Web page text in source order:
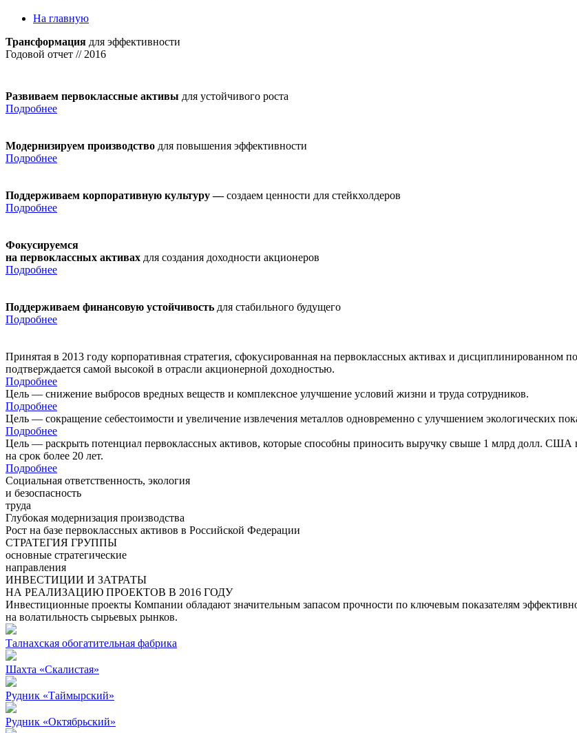
На главную
Трансформация для эффективности
Годовой отчет // 2016
Развиваем первоклассные активы для устойчивого роста
Подробнее
Модернизируем производство для повышения эффективности
Подробнее
Поддерживаем корпоративную культуру —создаем ценности для стейкхолдеров
Подробнее
Фокусируемся
на первоклассных активах для создания доходности акционеров
Подробнее
Поддерживаем финансовую устойчивость для стабильного будущего
Подробнее
Принятая в 2013 году корпоративная стратегия, сфокусированная на первоклассных активах и дисциплинированном
подтверждается самой высокой в отрасли акционерной доходностью.
Подробнее
Цель — снижение выбросов вредных веществ и комплексное улучшение условий жизни и труда сотрудников.
Подробнее
Цель — сокращение себестоимости и увеличение извлечения металлов одновременно с улучшением экологических
Подробнее
Цель — раскрыть потенциал первоклассных активов, которые способны приносить выручку свыше 1 млрд долл. США
на срок более 20 лет.
Подробнее
Социальная ответственность, экология
и безоспасность
труда
Глубокая модернизация производства
Рост на базе первоклассных активов в Российской Федерации
СТРАТЕГИЯ ГРУППЫ
основные стратегические
направления
ИНВЕСТИЦИИ И ЗАТРАТЫ
НА РЕАЛИЗАЦИЮ ПРОЕКТОВ В 2016 ГОДУ
Инвестиционные проекты Компании обладают значительным запасом прочности по ключевым показателям
на волатильность сырьевых рынков.
Талнахская обогатительная фабрика
Шахта «Скалистая»
Рудник «Таймырский»
Рудник «Октябрьский»